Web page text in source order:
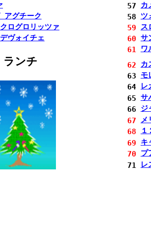
57
カ
グチーク 58
ツ
ログロリッツァ 59
ス
ヴォイチェ 60 サ
61
ワ
ランチ 62
カ
63
モ
64
レ
65 サ
66 ジ
67
68
１
69
キ
70 プ
71
レ